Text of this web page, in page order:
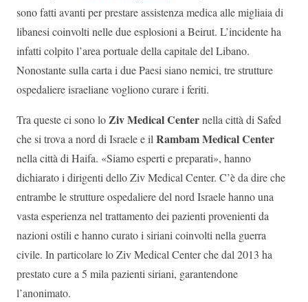
sono fatti avanti per prestare assistenza medica alle migliaia di
libanesi coinvolti nelle due esplosioni a Beirut. L’incidente ha
infatti colpito l’area portuale della capitale del Libano.
Nonostante sulla carta i due Paesi siano nemici, tre strutture
ospedaliere israeliane vogliono curare i feriti.
Tra queste ci sono loZiv Medical Centernella città di Safed
che si trova a nord di Israele e il Rambam Medical Center
nella città di Haifa. «Siamo esperti e preparati», hanno
dichiarato i dirigenti dello Ziv Medical Center. C’è da dire che
entrambe le strutture ospedaliere del nord Israele hanno una
vasta esperienza nel trattamento dei pazienti provenienti da
nazioni ostili e hanno curato i siriani coinvolti nella guerra
civile. In particolare lo Ziv Medical Center che dal 2013 ha
prestato cure a 5 mila pazienti siriani, garantendone
l’anonimato.